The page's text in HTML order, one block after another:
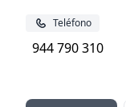
Teléfono
944 790 310